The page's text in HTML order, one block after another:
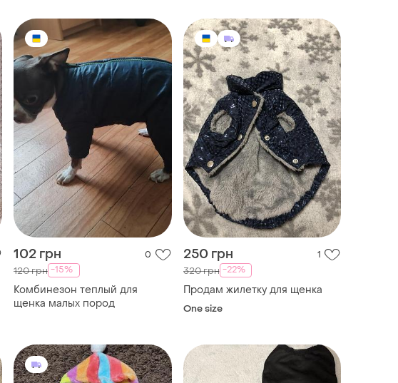
102 грн 0
120 грн -15%
Комбинезон теплый для
щенка малых пород
250 грн 1
320 грн -22%
Продам жилетку для щенка
One size